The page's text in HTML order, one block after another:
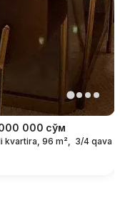
000 сўм
kvartira, 96 m², 3/4 qavat